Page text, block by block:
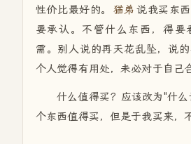
性价比最好的。
猫弟 说我买东
要承认。不管什么东西，得要
需。别人说的再天花乱坠，说
个人觉得有用处，未必对于自己
什么值得买？应该改为"什
个东西值得买，但是于我买来，